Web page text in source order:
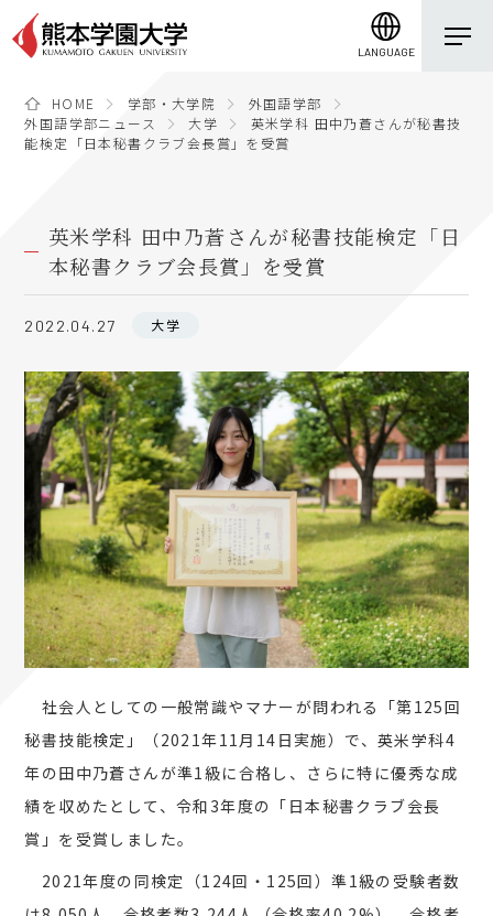
LANGUAGE
HOME 学部・大学院
外国語学部
外国語学部ニュース
大学
英米学科 田中乃蒼さんが秘書技
能検定「日本秘書クラブ会長賞」を受賞
英米学科 田中乃蒼さんが秘書技能検定「日
本秘書クラブ会長賞」を受賞
大学
2022.04.27
社会人としての一般常識やマナーが問われる「第125回
秘書技能検定」（2021年11月14日実施）で、英米学科4
年の田中乃蒼さんが準1級に合格し、さらに特に優秀な成
績を収めたとして、令和3年度の「日本秘書クラブ会長
賞」を受賞しました。
2021年度の同検定（124回・125回）準1級の受験者数